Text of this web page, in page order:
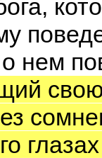
нем